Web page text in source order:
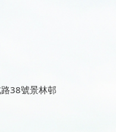
38號景林邨